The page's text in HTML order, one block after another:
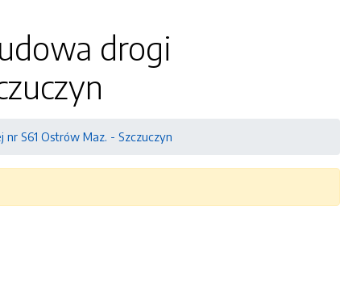
drogi
S61 Ostrów Maz. - Szczuczyn